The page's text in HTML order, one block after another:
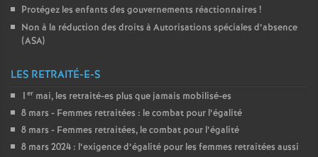
Protégez les enfants des gouvernements réactionnaires !
Non à la réduction des droits à Autorisations spéciales d’absence
(ASA)
LES RETRAITÉ-E-S
1 er mai, les retraité-es plus que jamais mobilisé-es
8 mars - Femmes retraitées : le combat pour l’égalité
8 mars - Femmes retraitées, le combat pour l’égalité
8 mars 2024 : l’exigence d’égalité pour les femmes retraitées aussi